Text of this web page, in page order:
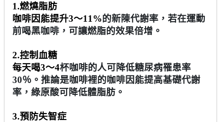
1.燃燒脂肪
咖啡因能提升3～11%的新陳代謝率，若在運動
前喝黑咖啡，可讓燃脂的效果倍增。
2.控制血糖
每天喝3～4杯咖啡的人可降低糖尿病罹患率
30％。推論是咖啡裡的咖啡因能提高基礎代謝
率，綠原酸可降低體脂肪。
3.預防失智症